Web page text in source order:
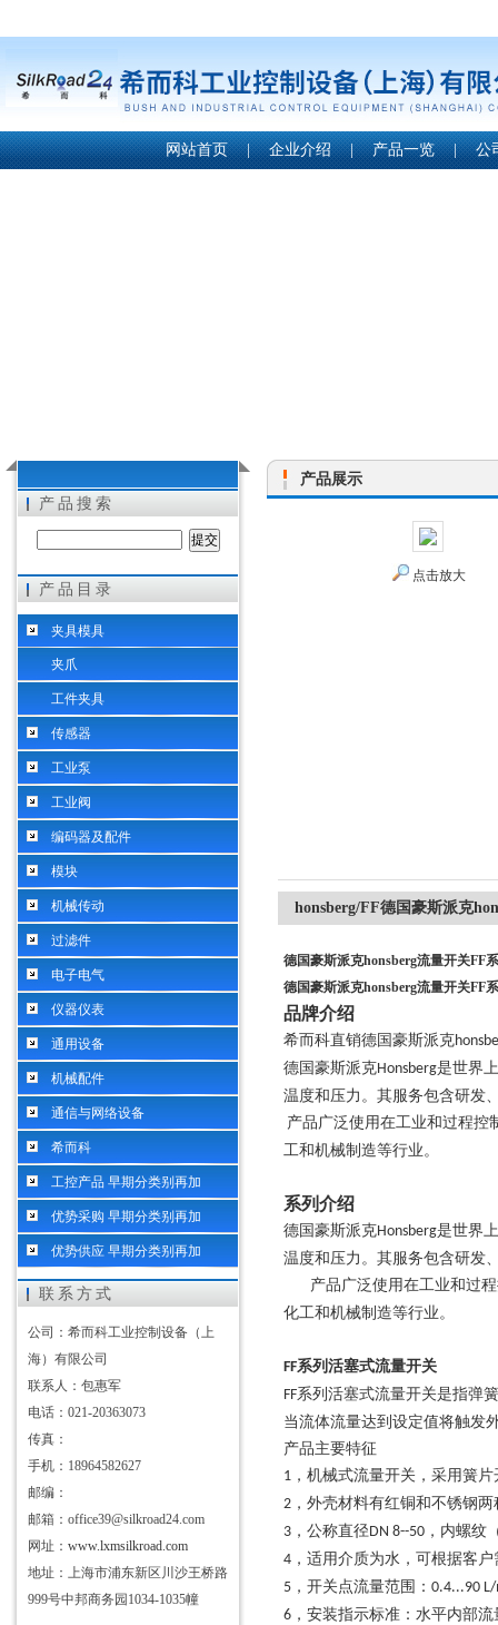
希而科工业控制设备（上海）有限公司
网站首页 | 企业介绍 | 产品一览 | 公
产品搜索
产品目录
夹具模具
夹爪
工件夹具
传感器
工业泵
工业阀
编码器及配件
模块
机械传动
过滤件
电子电气
仪器仪表
通用设备
机械配件
通信与网络设备
希而科
工控产品 早期分类别再加
优势采购 早期分类别再加
优势供应 早期分类别再加
联系方式
公司：希而科工业控制设备（上
海）有限公司
联系人：包惠军
电话：021-20363073
传真：
手机：18964582627
邮编：
邮箱：office39@silkroad24.com
网址： www.lxmsilkroad.com
地址：上海市浦东新区川沙王桥路
999号中邦商务园1034-1035幢
产品展示
点击放大
honsberg/FF德国豪斯派克
德国豪斯派克honsberg流量开关FF
德国豪斯派克honsberg流量开关FF
品牌介绍
希而科直销德国豪斯派克
德国豪斯派克Honsberg是世界
温度和压力。其服务包含研发
产品广泛使用在工业和过程控
工和机械制造等行业。
系列介绍
德国豪斯派克Honsberg是世界
温度和压力。其服务包含研发
产品广泛使用在工业和过
化工和机械制造等行业。
FF系列活塞式流量开关
FF系列活塞式流量开关是指弹
当流体流量达到设定值将触发
产品主要特征
1 ，机械式流量开关，采用簧
2 ，外壳材料有红铜和不锈钢
3 ，公称直径DN 8--50 ，内螺纹
4 ，适用介质为水，可根据客
5 ，开关点流量范围： 0.4...90
6 ，安装指示标准：水平内部